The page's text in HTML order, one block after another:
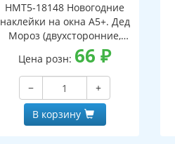
НМТ5-18148 Новогодние
наклейки на окна А5+. Дед
Мороз (двухсторонние,
видны с обеих сторон,
многоразовые)
Цена розн: 66₽
−
+
В корзину